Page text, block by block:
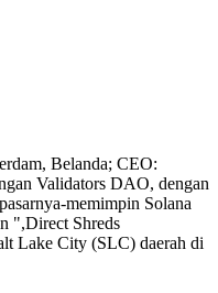
Belanda; CEO:
Validators DAO, dengan
memimpin Solana
",Direct Shreds
Lake City (SLC) daerah di